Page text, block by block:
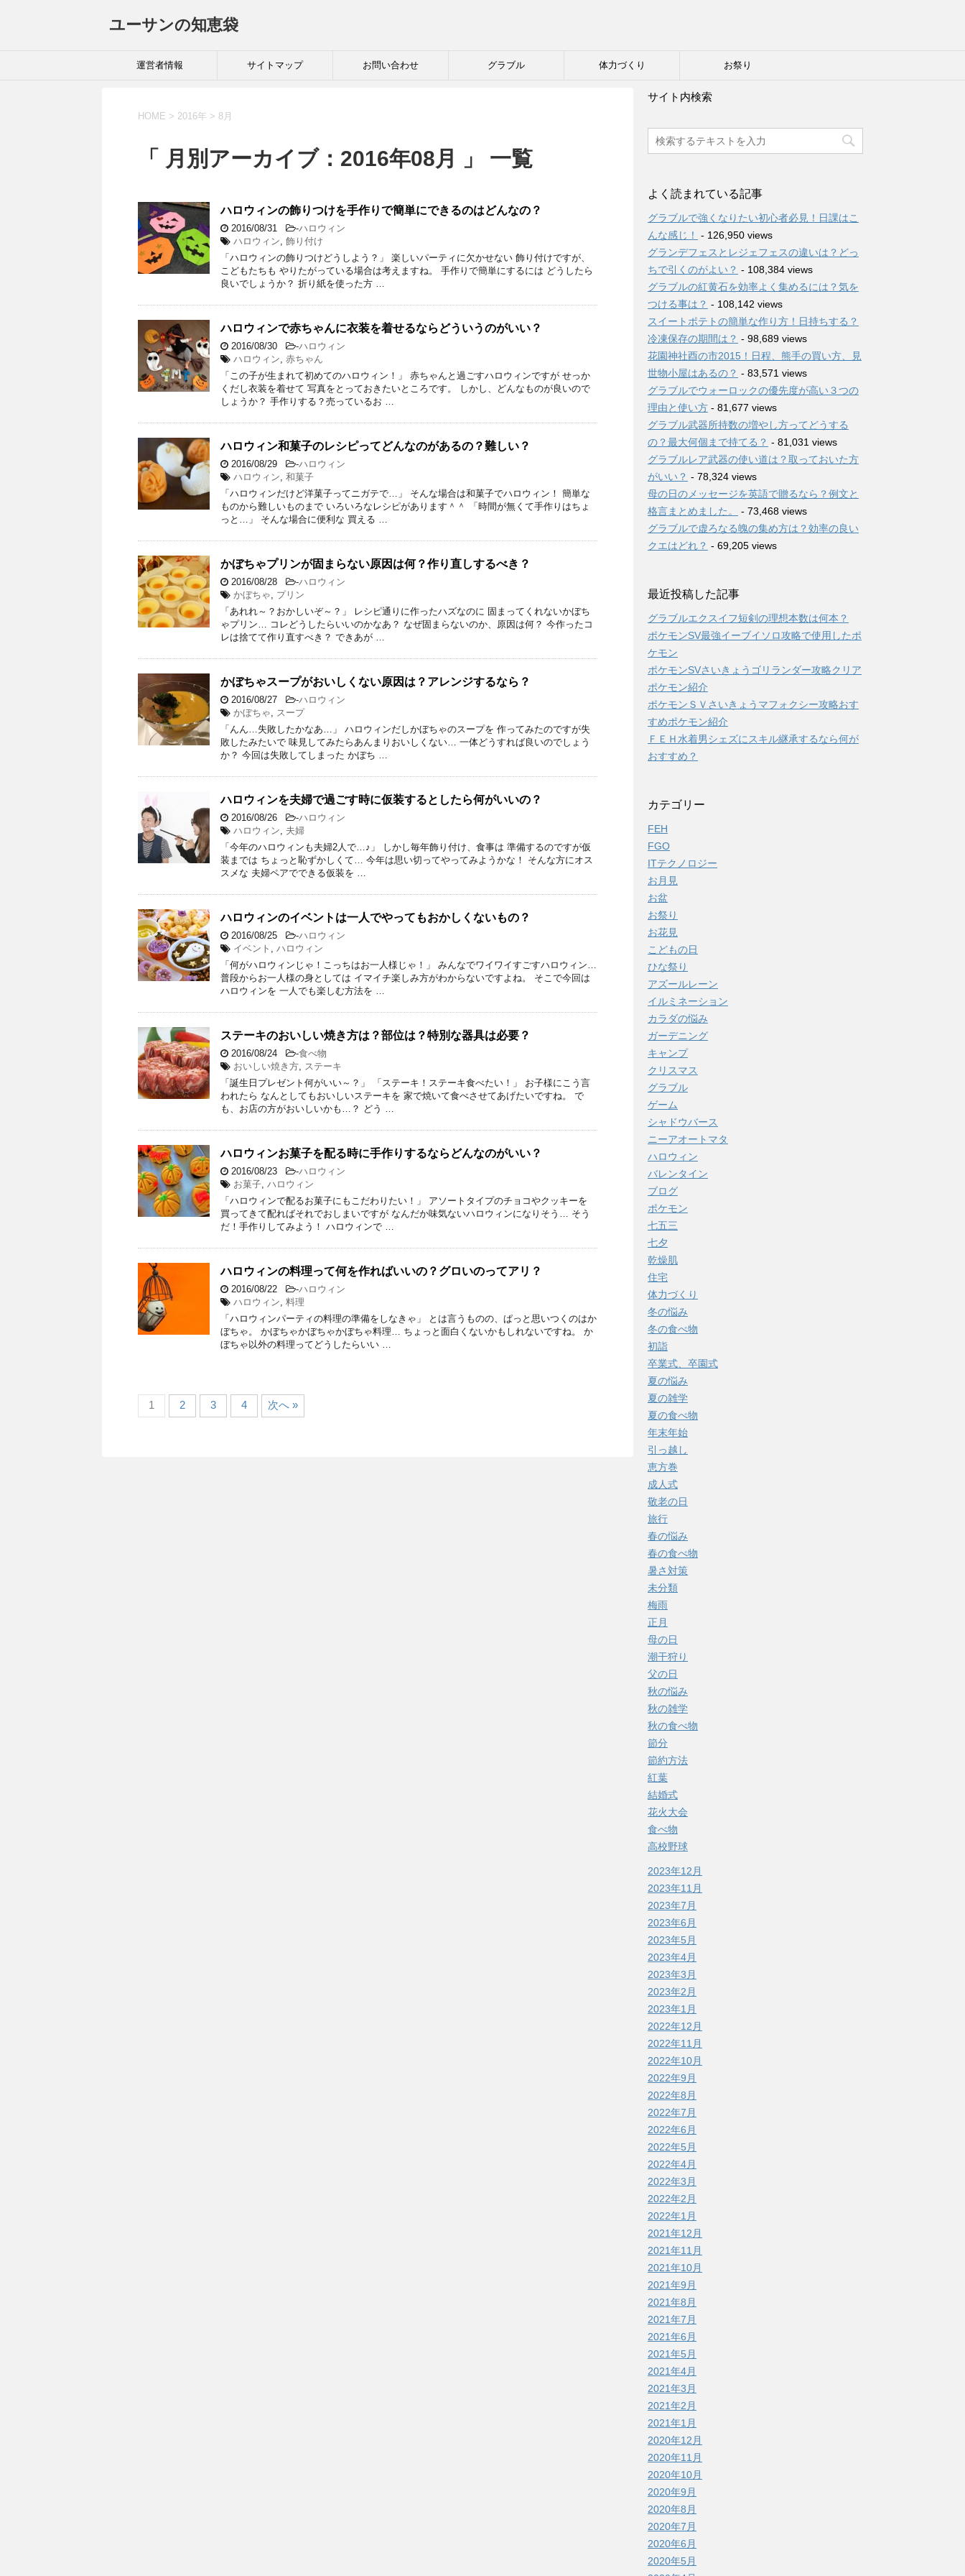
ユーサンの知恵袋
運営者情報 サイトマップ お問い合わせ グラブル 体力づくり お祭り
HOME > 2016年 > 8月
「 月別アーカイブ：2016年08月 」 一覧
ハロウィンの飾りつけを手作りで簡単にできるのはどんなの？
2016/08/31 -ハロウィン
ハロウィン, 飾り付け
「ハロウィンの飾りつけどうしよう？」 楽しいパーティに欠かせない 飾り付けですが、
こどもたちも やりたがっている場合は考えますね。 手作りで簡単にするには どうしたら
良いでしょうか？ 折り紙を使った方 …
ハロウィンで赤ちゃんに衣装を着せるならどういうのがいい？
2016/08/30 -ハロウィン
ハロウィン, 赤ちゃん
「この子が生まれて初めてのハロウィン！」 赤ちゃんと過ごすハロウィンですが せっか
くだし衣装を着せて 写真をとっておきたいところです。 しかし、どんなものが良いので
しょうか？ 手作りする？売っているお …
ハロウィン和菓子のレシピってどんなのがあるの？難しい？
2016/08/29 -ハロウィン
ハロウィン, 和菓子
「ハロウィンだけど洋菓子ってニガテで…」 そんな場合は和菓子でハロウィン！ 簡単な
ものから難しいものまで いろいろなレシピがあります＾＾ 「時間が無くて手作りはちょ
っと…」 そんな場合に便利な 買える …
かぼちゃプリンが固まらない原因は何？作り直しするべき？
2016/08/28 -ハロウィン
かぼちゃ, プリン
「あれれ～？おかしいぞ～？」 レシピ通りに作ったハズなのに 固まってくれないかぼち
ゃプリン… コレどうしたらいいのかなあ？ なぜ固まらないのか、原因は何？ 今作ったコ
レは捨てて作り直すべき？ できあが …
かぼちゃスープがおいしくない原因は？アレンジするなら？
2016/08/27 -ハロウィン
かぼちゃ, スープ
「んん…失敗したかなあ…」 ハロウィンだしかぼちゃのスープを 作ってみたのですが失
敗したみたいで 味見してみたらあんまりおいしくない… 一体どうすれば良いのでしょう
か？ 今回は失敗してしまった かぼち …
ハロウィンを夫婦で過ごす時に仮装するとしたら何がいいの？
2016/08/26 -ハロウィン
ハロウィン, 夫婦
「今年のハロウィンも夫婦2人で…♪」 しかし毎年飾り付け、食事は 準備するのですが仮
装までは ちょっと恥ずかしくて… 今年は思い切ってやってみようかな！ そんな方にオス
スメな 夫婦ペアでできる仮装を …
ハロウィンのイベントは一人でやってもおかしくないもの？
2016/08/25 -ハロウィン
イベント , ハロウィン
「何がハロウィンじゃ！こっちはお一人様じゃ！」 みんなでワイワイすごすハロウィン…
普段からお一人様の身としては イマイチ楽しみ方がわからないですよね。 そこで今回は
ハロウィンを 一人でも楽しむ方法を …
ステーキのおいしい焼き方は？部位は？特別な器具は必要？
2016/08/24 -食べ物
おいしい焼き方, ステーキ
「誕生日プレゼント何がいい～？」 「ステーキ！ステーキ食べたい！」 お子様にこう言
われたら なんとしてもおいしいステーキを 家で焼いて食べさせてあげたいですね。 で
も、お店の方がおいしいかも…？ どう …
ハロウィンお菓子を配る時に手作りするならどんなのがいい？
2016/08/23 -ハロウィン
お菓子, ハロウィン
「ハロウィンで配るお菓子にもこだわりたい！」 アソートタイプのチョコやクッキーを
買ってきて配ればそれでおしまいですが なんだか味気ないハロウィンになりそう… そう
だ！手作りしてみよう！ ハロウィンで …
ハロウィンの料理って何を作ればいいの？グロいのってアリ？
2016/08/22 -ハロウィン
ハロウィン, 料理
「ハロウィンパーティの料理の準備をしなきゃ」 とは言うものの、ぱっと思いつくのはか
ぼちゃ。 かぼちゃかぼちゃかぼちゃ料理… ちょっと面白くないかもしれないですね。 か
ぼちゃ以外の料理ってどうしたらいい …
1 2 3 4 次へ »
サイト内検索
よく読まれている記事
グラブルで強くなりたい初心者必見！日課はこ
んな感じ！
- 126,950 views
グランデフェスとレジェフェスの違いは？どっ
ちで引くのがよい？ - 108,384 views
グラブルの紅黄石を効率よく集めるには？気を
つける事は？ - 108,142 views
スイートポテトの簡単な作り方！日持ちする？
冷凍保存の期間は？ - 98,689 views
花園神社酉の市2015！日程、熊手の買い方、見
世物小屋はあるの？ - 83,571 views
グラブルでウォーロックの優先度が高い３つの
理由と使い方 - 81,677 views
グラブル武器所持数の増やし方ってどうする
の？最大何個まで持てる？ - 81,031 views
グラブルレア武器の使い道は？取っておいた方
がいい？ - 78,324 views
母の日のメッセージを英語で贈るなら？例文と
格言まとめました。
- 73,468 views
グラブルで虚ろなる魄の集め方は？効率の良い
クエはどれ？ - 69,205 views
最近投稿した記事
グラブルエクスイフ短剣の理想本数は何本？
ポケモンSV最強イーブイソロ攻略で使用したポ
ケモン
ポケモンSVさいきょうゴリランダー攻略クリア
ポケモン紹介
ポケモンＳＶさいきょうマフォクシー攻略おす
すめポケモン紹介
ＦＥＨ水着男シェズにスキル継承するなら何が
おすすめ？
カテゴリー
FEH
FGO
ITテクノロジー
お月見
お盆
お祭り
お花見
こどもの日
ひな祭り
アズールレーン
イルミネーション
カラダの悩み
ガーデニング
キャンプ
クリスマス
グラブル
ゲーム
シャドウバース
ニーアオートマタ
ハロウィン
バレンタイン
ブログ
ポケモン
七五三
七夕
乾燥肌
住宅
体力づくり
冬の悩み
冬の食べ物
初詣
卒業式、卒園式
夏の悩み
夏の雑学
夏の食べ物
年末年始
引っ越し
恵方巻
成人式
敬老の日
旅行
春の悩み
春の食べ物
暑さ対策
未分類
梅雨
正月
母の日
潮干狩り
父の日
秋の悩み
秋の雑学
秋の食べ物
節分
節約方法
紅葉
結婚式
花火大会
食べ物
高校野球
2023年12月
2023年11月
2023年7月
2023年6月
2023年5月
2023年4月
2023年3月
2023年2月
2023年1月
2022年12月
2022年11月
2022年10月
2022年9月
2022年8月
2022年7月
2022年6月
2022年5月
2022年4月
2022年3月
2022年2月
2022年1月
2021年12月
2021年11月
2021年10月
2021年9月
2021年8月
2021年7月
2021年6月
2021年5月
2021年4月
2021年3月
2021年2月
2021年1月
2020年12月
2020年11月
2020年10月
2020年9月
2020年8月
2020年7月
2020年6月
2020年5月